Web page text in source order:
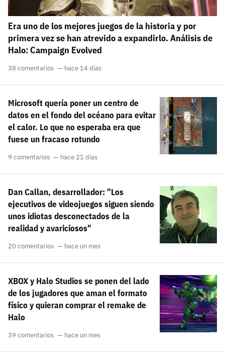
Era uno de los mejores juegos de la historia y por
primera vez se han atrevido a expandirlo. Análisis de
Halo: Campaign Evolved
38 comentarios hace 14 días
Microsoft quería poner un centro de
datos en el fondo del océano para evitar
el calor. Lo que no esperaba era que
fuese un fracaso rotundo
9 comentarios hace 21 días
Dan Callan, desarrollador: "Los
ejecutivos de videojuegos siguen siendo
unos idiotas desconectados de la
realidad y avariciosos"
20 comentarios hace un mes
XBOX y Halo Studios se ponen del lado
de los jugadores que aman el formato
físico y quieran comprar el remake de
Halo
39 comentarios hace un mes